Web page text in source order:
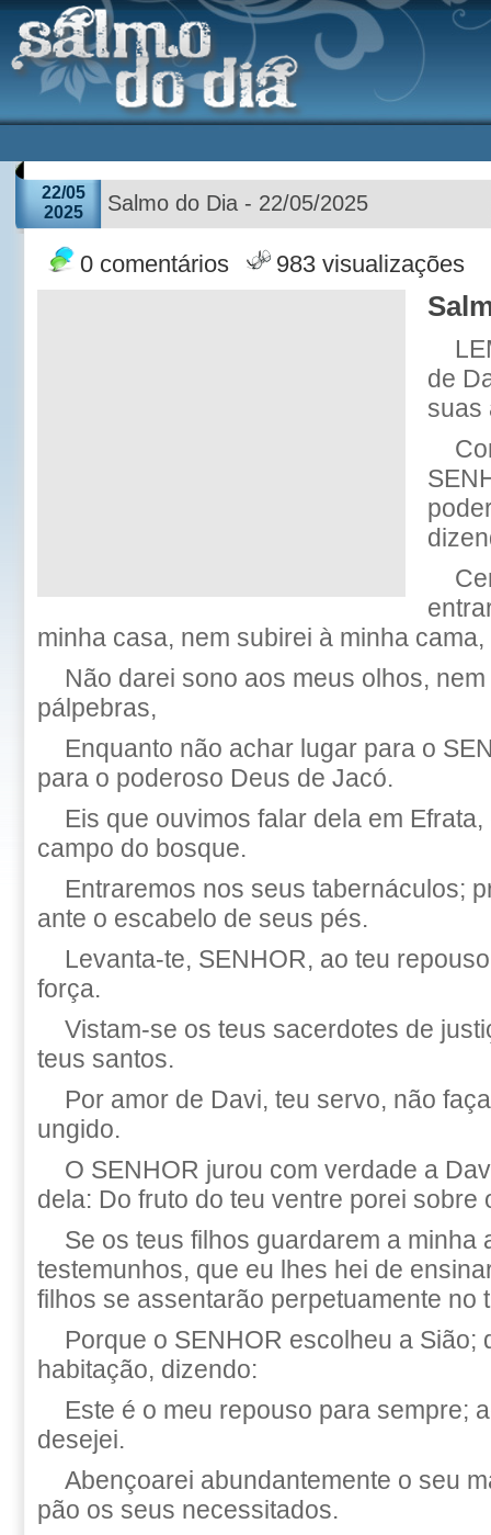
22/05
2025
Salmo do Dia - 22/05/2025
0 comentários 983 visualizações
de
suas
minha casa, nem subirei à minha cama,
Não darei sono aos meus olhos,
pálpebras,
Enquanto não achar lugar para o
para o poderoso Deus de Jacó.
Eis que ouvimos falar dela em
campo do bosque.
Entraremos nos seus tabernáculos;
ante o escabelo de seus pés.
Levanta-te, SENHOR, ao teu
força.
Vistam-se os teus sacerdotes de
teus santos.
Por amor de Davi, teu servo, não
ungido.
O SENHOR jurou com verdade a
dela: Do fruto do teu ventre porei sobre
Se os teus filhos guardarem a minha
testemunhos, que eu lhes hei de
filhos se assentarão perpetuamente no
Porque o SENHOR escolheu a Sião;
habitação, dizendo:
Este é o meu repouso para sempre;
desejei.
Abençoarei abundantemente o seu
pão os seus necessitados.